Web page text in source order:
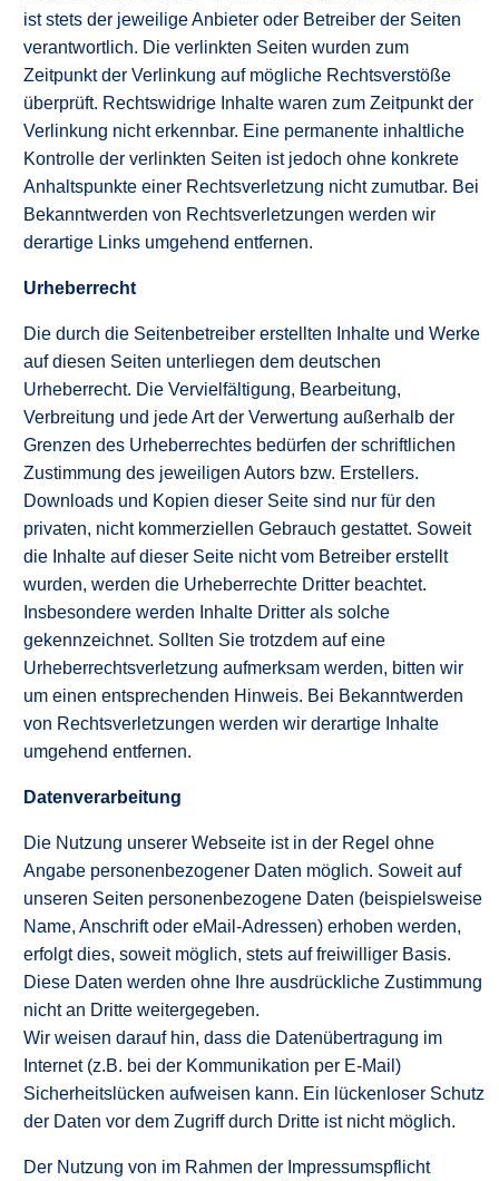
ist stets der jeweilige Anbieter oder Betreiber der Seiten
verantwortlich. Die verlinkten Seiten wurden zum
Zeitpunkt der Verlinkung auf mögliche Rechtsverstöße
überprüft. Rechtswidrige Inhalte waren zum Zeitpunkt der
Verlinkung nicht erkennbar. Eine permanente inhaltliche
Kontrolle der verlinkten Seiten ist jedoch ohne konkrete
Anhaltspunkte einer Rechtsverletzung nicht zumutbar. Bei
Bekanntwerden von Rechtsverletzungen werden wir
derartige Links umgehend entfernen.
Urheberrecht
Die durch die Seitenbetreiber erstellten Inhalte und Werke
auf diesen Seiten unterliegen dem deutschen
Urheberrecht. Die Vervielfältigung, Bearbeitung,
Verbreitung und jede Art der Verwertung außerhalb der
Grenzen des Urheberrechtes bedürfen der schriftlichen
Zustimmung des jeweiligen Autors bzw. Erstellers.
Downloads und Kopien dieser Seite sind nur für den
privaten, nicht kommerziellen Gebrauch gestattet. Soweit
die Inhalte auf dieser Seite nicht vom Betreiber erstellt
wurden, werden die Urheberrechte Dritter beachtet.
Insbesondere werden Inhalte Dritter als solche
gekennzeichnet. Sollten Sie trotzdem auf eine
Urheberrechtsverletzung aufmerksam werden, bitten wir
um einen entsprechenden Hinweis. Bei Bekanntwerden
von Rechtsverletzungen werden wir derartige Inhalte
umgehend entfernen.
Datenverarbeitung
Die Nutzung unserer Webseite ist in der Regel ohne
Angabe personenbezogener Daten möglich. Soweit auf
unseren Seiten personenbezogene Daten (beispielsweise
Name, Anschrift oder eMail-Adressen) erhoben werden,
erfolgt dies, soweit möglich, stets auf freiwilliger Basis.
Diese Daten werden ohne Ihre ausdrückliche Zustimmung
nicht an Dritte weitergegeben.
Wir weisen darauf hin, dass die Datenübertragung im
Internet (z.B. bei der Kommunikation per E-Mail)
Sicherheitslücken aufweisen kann. Ein lückenloser Schutz
der Daten vor dem Zugriff durch Dritte ist nicht möglich.
Der Nutzung von im Rahmen der Impressumspflicht